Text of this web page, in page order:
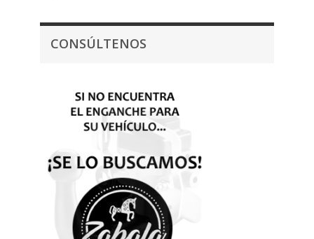
CONSÚLTENOS